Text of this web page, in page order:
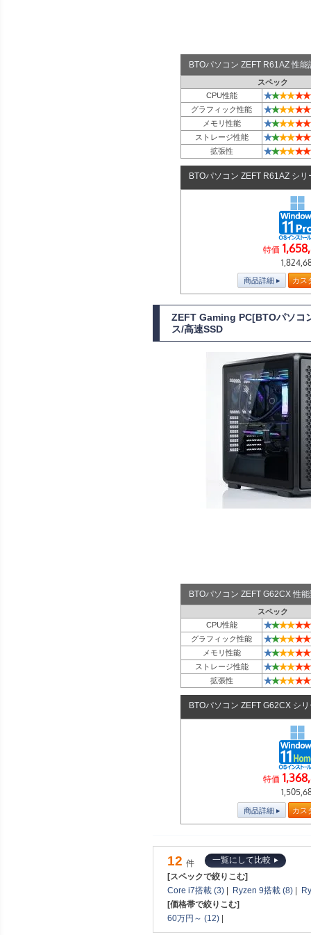
BTOパソコン ZEFT R61AZ 性
スペック
CPU性能
★★★★★★
グラフィック性能 ★★★★★★
メモリ性能 ★★★★★★
ストレージ性能 ★★★★★★
拡張性 ★★★★★★
BTOパソコン ZEFT R61AZ シリ
特価
商品詳細 カス
ZEFT Gaming PC[BTOパソコ
ス/高速SSD
BTOパソコン ZEFT G62CX 性
スペック
CPU性能
★★★★★★
グラフィック性能 ★★★★★★
メモリ性能 ★★★★★★
ストレージ性能 ★★★★★★
拡張性 ★★★★★★
BTOパソコン ZEFT G62CX シ
特価
商品詳細 カス
12 件
一覧にして比較
[スペックで絞りこむ]
Core i7搭載 (3)
Ryzen 9搭載 (8)
[価格帯で絞りこむ]
60万円～ (12)